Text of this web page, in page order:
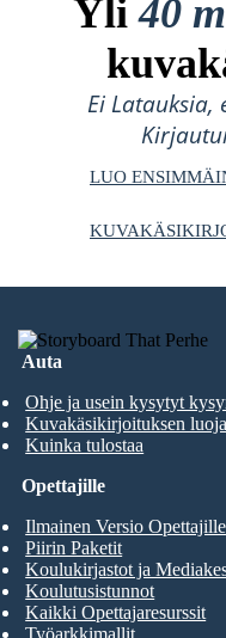
Yli40
Ei
LUO
Auta
Ohje ja usein kysytyt
Kuvakäsikirjoituksen luoja
Kuinka tulostaa
Opettajille
Ilmainen Versio Opettajille
Piirin Paketit
Koulukirjastot ja
Koulutusistunnot
Kaikki Opettajaresurssit
Työarkkimallit